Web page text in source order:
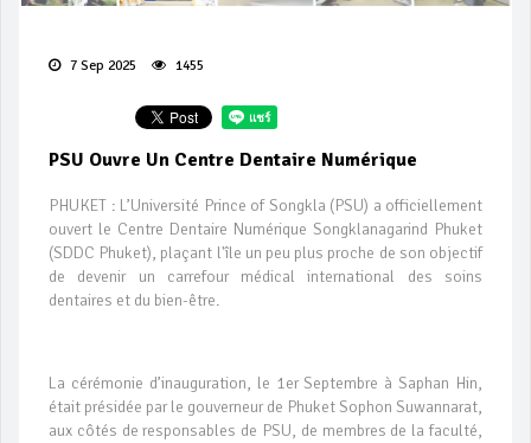
7 Sep 2025 1455
PSU Ouvre Un Centre Dentaire Numérique
PHUKET : L’Université Prince of Songkla (PSU) a officiellement
ouvert le Centre Dentaire Numérique Songklanagarind Phuket
(SDDC Phuket), plaçant l'île un peu plus proche de son objectif
de devenir un carrefour médical international des soins
dentaires et du bien-être.
La cérémonie d’inauguration, le 1er Septembre à Saphan Hin,
était présidée par le gouverneur de Phuket Sophon Suwannarat,
aux côtés de responsables de PSU, de membres de la faculté,